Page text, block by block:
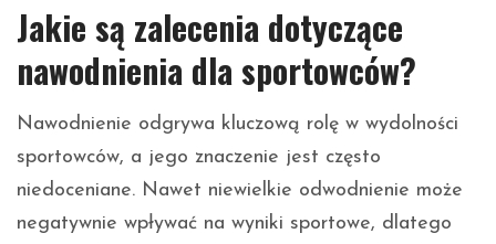
Jakie są zalecenia dotyczące
nawodnienia dla sportowców?
Nawodnienie odgrywa kluczową rolę w wydolności
sportowców, a jego znaczenie jest często
niedoceniane. Nawet niewielkie odwodnienie może
negatywnie wpływać na wyniki sportowe, dlatego